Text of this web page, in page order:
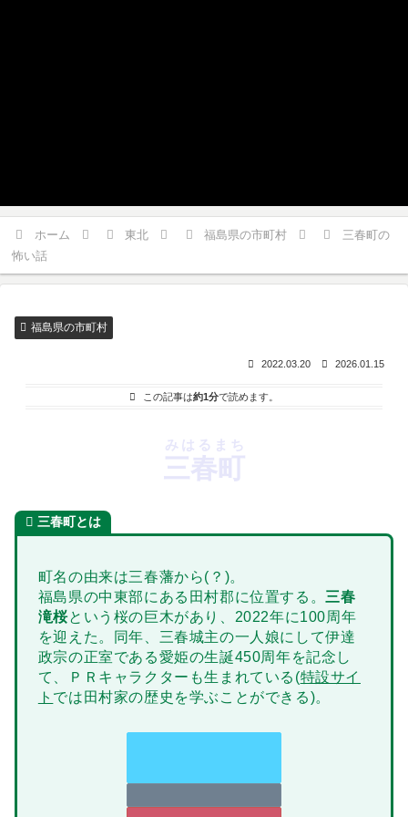
ホーム 東北 福島県の市町村
三春町の
怖い話
福島県の市町村
2022.03.20 2026.01.15
この記事は約1分で読めます。
三春町
みはるまち
三春町とは
町名の由来は三春藩から(？)。
福島県の中東部にある田村郡に位置する。 三春
滝桜という桜の巨木があり、2022年に100周年
を迎えた。同年、三春城主の一人娘にして伊達
政宗の正室である愛姫の生誕450周年を記念し
て、ＰＲキャラクターも生まれている(特設サイ
ト では田村家の歴史を学ぶことができる)。